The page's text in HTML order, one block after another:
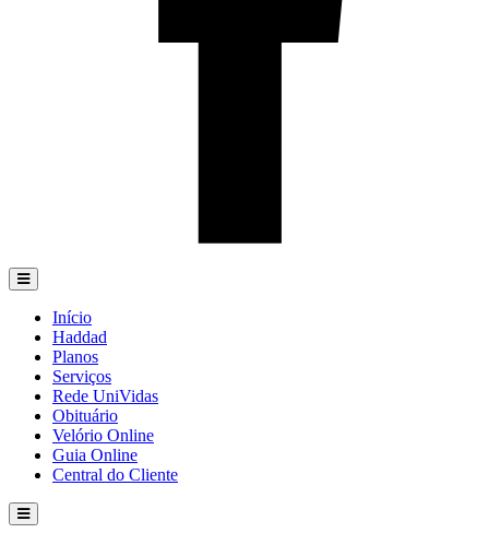
Início
Haddad
Planos
Serviços
Rede UniVidas
Obituário
Velório Online
Guia Online
Central do Cliente